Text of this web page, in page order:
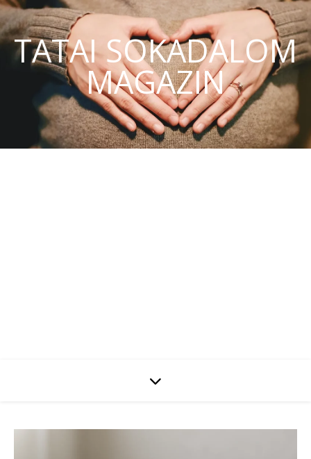
TATAI SOKADALOM
MAGAZIN